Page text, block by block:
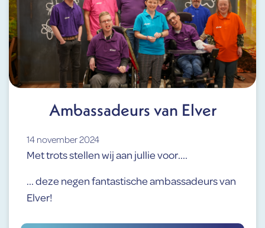
Ambassadeurs van Elver
14 november 2024
Met trots stellen wij aan jullie voor....
... deze negen fantastische ambassadeurs van
Elver!